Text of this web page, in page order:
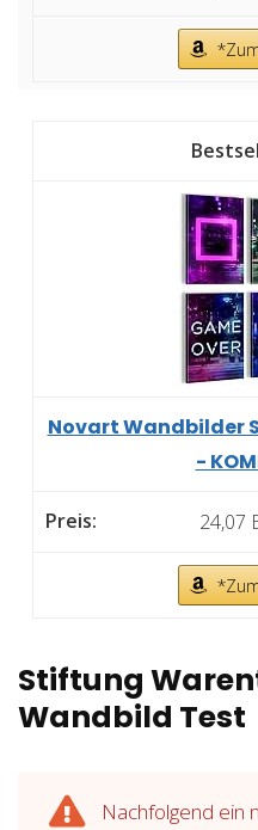
Novart Wandbilder
-
24,07
Stiftung
Wandbild Test
Nachfolgend ein